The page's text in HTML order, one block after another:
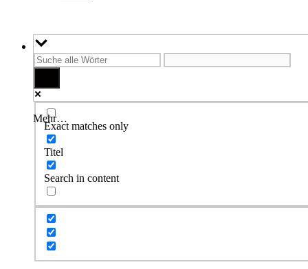
Mehr…
Exact matches only
Titel
Search in content